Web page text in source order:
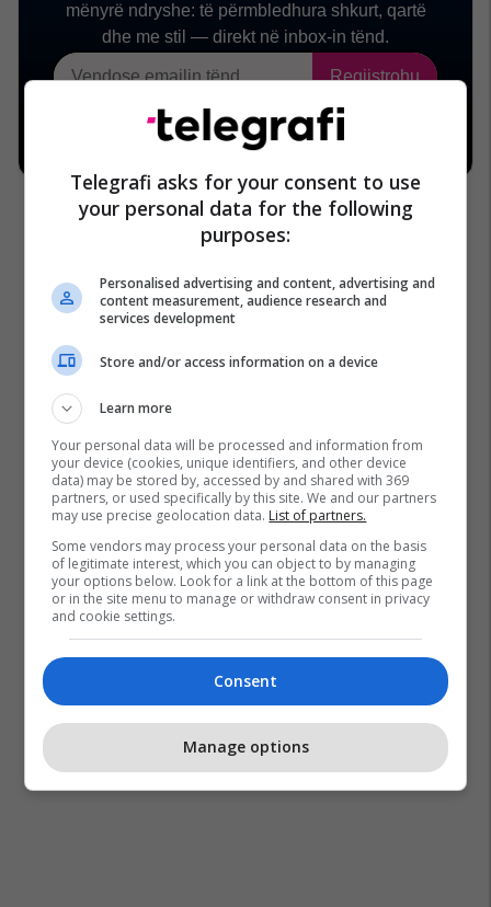
Expo Sharjah Sharjah International Book Fair
Autoriteti I Librit Sharjah
Telegrafi asks for your consent to use
your personal data for the following
purposes:
Personalised advertising and content, advertising and
content measurement, audience research and
services development
Store and/or access information on a device
Learn more
Your personal data will be processed and information from
your device (cookies, unique identifiers, and other device
data) may be stored by, accessed by and shared with 369
partners, or used specifically by this site. We and our partners
may use precise geolocation data. List of partners.
Some vendors may process your personal data on the basis
of legitimate interest, which you can object to by managing
your options below. Look for a link at the bottom of this page
or in the site menu to manage or withdraw consent in privacy
and cookie settings.
Consent
Manage options